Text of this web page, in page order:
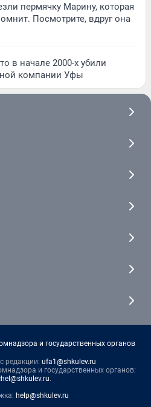
пермячку Марину, которая
Посмотрите, вдруг она
в начале 2000-х убили
компании Уфы
и государственных органов
редакции: ufa1@shkulev.ru
и государственных органов:
.
help@shkulev.ru